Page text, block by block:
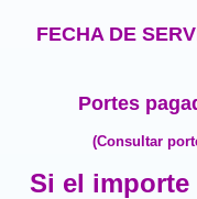
FECHA DE
Portes
(Consultar
Si el